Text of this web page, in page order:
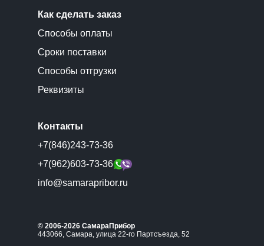
Как сделать заказ
Способы оплаты
Сроки поставки
Способы отгрузки
Реквизиты
Контакты
+7(846)243-73-36
+7(962)603-73-36
info@samarapribor.ru
© 2006-2026 СамараПрибор
443066, Самара, улица 22-го Партсъезда, 52